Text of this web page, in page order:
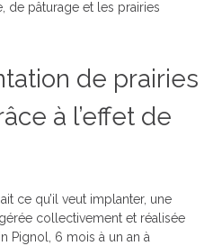
de pâturage et les prairies
de prairies
à l’effet de
ce qu’il veut implanter, une
collectivement et réalisée
Pignol, 6 mois à un an à